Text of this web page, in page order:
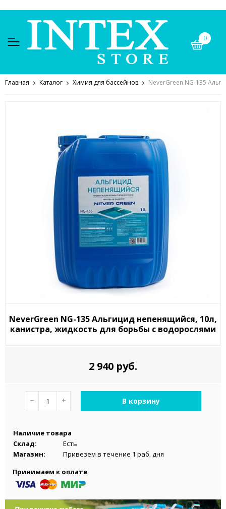
0
Главная Каталог Химия для бассейнов NeverGreen NG-135
NeverGreen NG-135 Альгицид непенящийся, 10л,
канистра, жидкость для борьбы с водорослями
2 940 руб.
− + В корзину
Наличие товара
Склад:
Есть
Магазин:
Привезем в течение 1 раб. дня
Принимаем к оплате